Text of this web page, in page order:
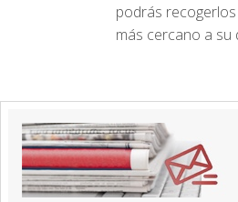
podrás
más cercano a su